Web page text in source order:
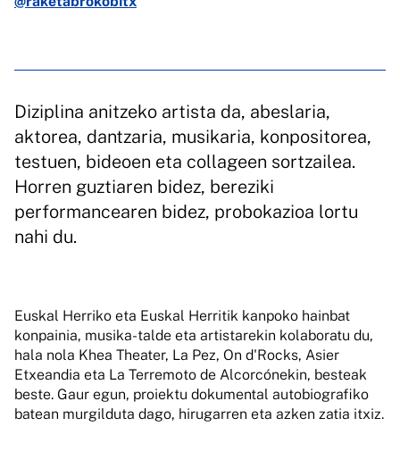
Diziplina anitzeko artista da, abeslaria,
aktorea, dantzaria, musikaria, konpositorea,
testuen, bideoen eta collageen sortzailea.
Horren guztiaren bidez, bereziki
performancearen bidez, probokazioa lortu
nahi du.
Euskal Herriko eta Euskal Herritik kanpoko hainbat
konpainia, musika-talde eta artistarekin kolaboratu du,
hala nola Khea Theater, La Pez, On d'Rocks, Asier
Etxeandia eta La Terremoto de Alcorcónekin, besteak
beste. Gaur egun, proiektu dokumental autobiografiko
batean murgilduta dago, hirugarren eta azken zatia itxiz.